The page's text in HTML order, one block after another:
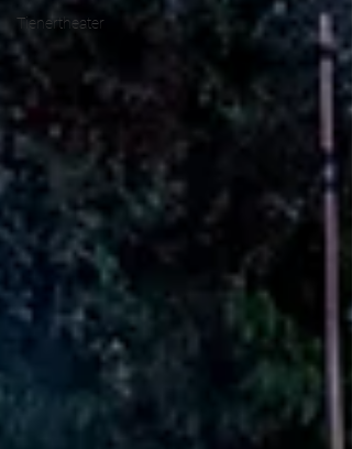
Tienertheater